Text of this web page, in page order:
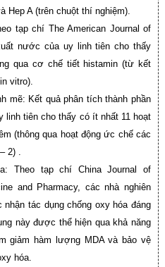
Hep A (trên chuột thí nghiệm).
tạp chí The American Journal of
nước của uy linh tiên cho thấy
qua cơ chế tiết histamin (từ kết
vitro).
mẽ: Kết quả phân tích thành phần
linh tiên cho thấy có ít nhất 11 hoạt
(thông qua hoạt động ức chế các
2) .
Theo tạp chí China Journal of
and Pharmacy, các nhà nghiên
tác dụng chống oxy hóa đáng
này được thể hiện qua khả năng
giảm hàm lượng MDA và bảo vệ
hóa.